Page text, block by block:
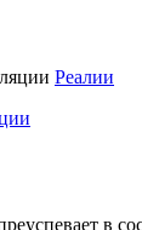
Реалии